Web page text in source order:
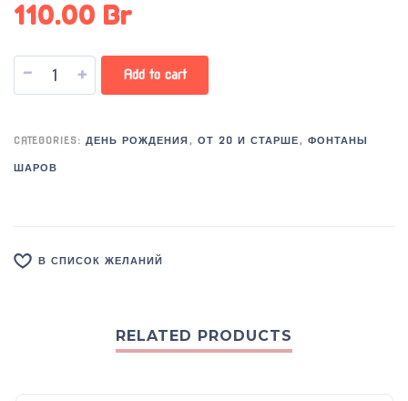
110.00 Br
- + Add to cart
CATEGORIES: ДЕНЬ РОЖДЕНИЯ, ОТ 20 И СТАРШЕ, ФОНТАНЫ
ШАРОВ
В СПИСОК ЖЕЛАНИЙ
RELATED PRODUCTS